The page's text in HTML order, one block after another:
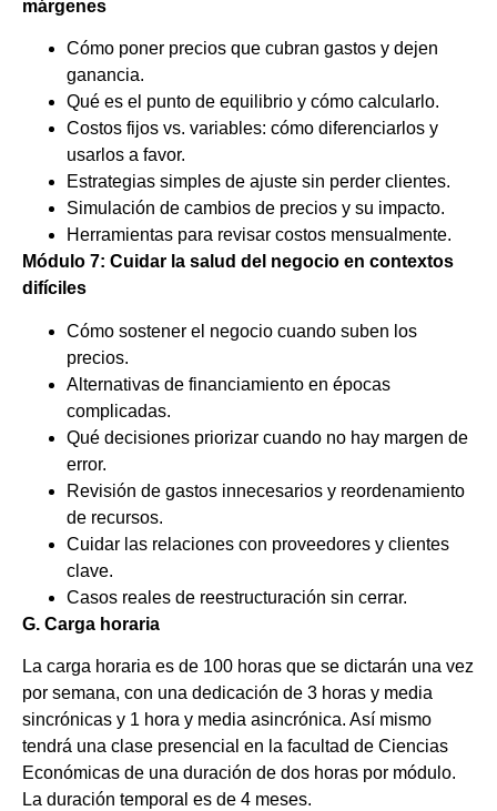
márgenes
Cómo poner precios que cubran gastos y dejen
ganancia.
Qué es el punto de equilibrio y cómo calcularlo.
Costos fijos vs. variables: cómo diferenciarlos y
usarlos a favor.
Estrategias simples de ajuste sin perder clientes.
Simulación de cambios de precios y su impacto.
Herramientas para revisar costos mensualmente.
Módulo 7: Cuidar la salud del negocio en contextos
difíciles
Cómo sostener el negocio cuando suben los
precios.
Alternativas de financiamiento en épocas
complicadas.
Qué decisiones priorizar cuando no hay margen de
error.
Revisión de gastos innecesarios y reordenamiento
de recursos.
Cuidar las relaciones con proveedores y clientes
clave.
Casos reales de reestructuración sin cerrar.
G. Carga horaria
La carga horaria es de 100 horas que se dictarán una vez
por semana, con una dedicación de 3 horas y media
sincrónicas y 1 hora y media asincrónica. Así mismo
tendrá una clase presencial en la facultad de Ciencias
Económicas de una duración de dos horas por módulo.
La duración temporal es de 4 meses.